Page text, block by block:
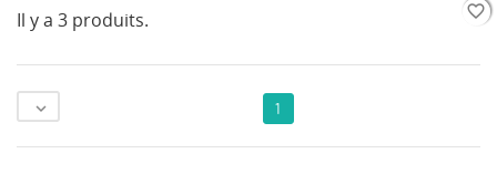
Il y a 3 produits.
 1
favorite_border
favorite_border
favorite_border